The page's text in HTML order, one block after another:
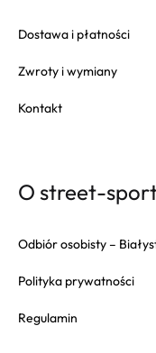
Dostawa i płatności
Zwroty i wymiany
Kontakt
O street-
Odbiór osobisty –
Polityka prywatności
Regulamin